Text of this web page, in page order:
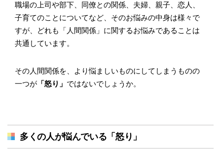
職場の上司や部下、同僚との関係、夫婦、親子、恋人、
子育てのことについてなど、そのお悩みの中身は様々で
すが、どれも「人間関係」に関するお悩みであることは
共通しています。
その人間関係を、より悩ましいものにしてしまうものの
一つが 「怒り」 ではないでしょうか。
多くの人が悩んでいる「怒り」